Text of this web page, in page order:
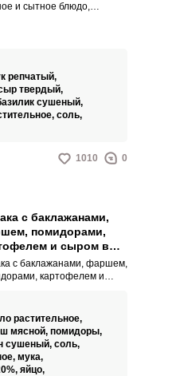
и сытное блюдо,
придают мусаке
вкус и аромат.
репчатый,
твердый,
сушеный,
соль,
1010 0
с баклажанами,
помидорами,
и сыром в
с баклажанами, фаршем,
картофелем и
греческой культуры
искусства. Оно
богатство и
местных
традиций и обычаев.
растительное,
мясной, помидоры,
сушеный, соль,
мука,
яйцо,